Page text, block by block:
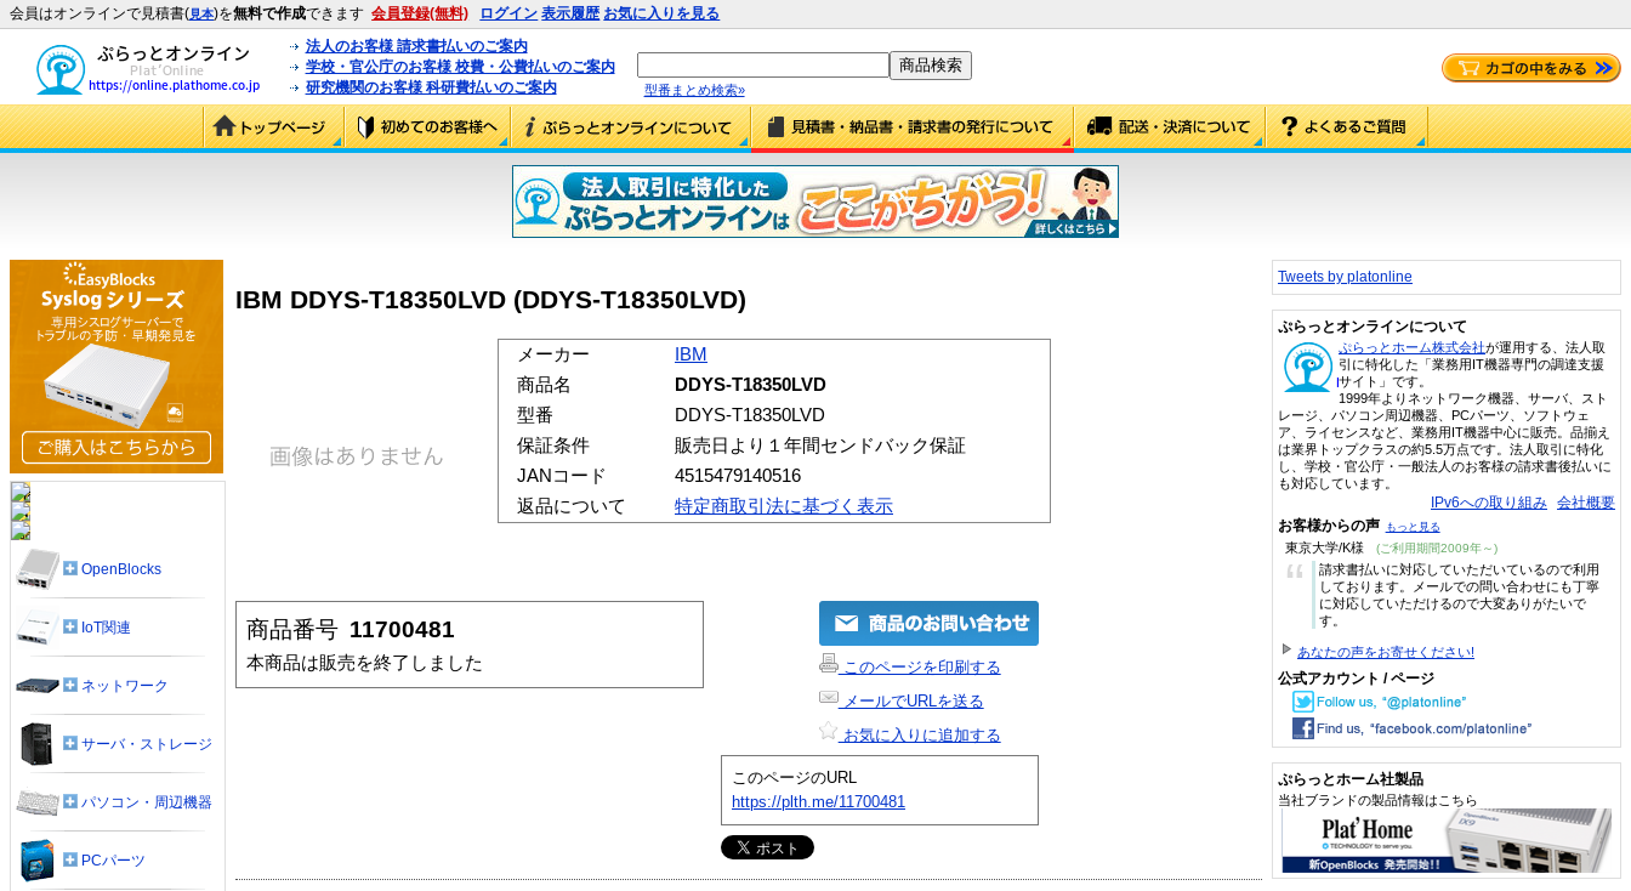
会員はオンラインで見積書(見本)を無料で作成できます 会員登録(無料) ログイン 表示履歴 お気に入りを見る
法人のお客様 請求書払いのご案内
学校・官公庁のお客様 校費・公費払いのご案内
研究機関のお客様 科研費払いのご案内
型番まとめ検索»
IBM DDYS-T18350LVD (DDYS-T18350LVD)
メーカー
IBM
商品名
DDYS-T18350LVD
型番
DDYS-T18350LVD
保証条件
販売日より１年間センドバック保証
JANコード
4515479140516
返品について
特定商取引法に基づく表示
商品番号 11700481
本商品は販売を終了しました
このページを印刷する
メールでURLを送る
お気に入りに追加する
このページのURL
https://plth.me/11700481
OpenBlocks
IoT関連
ネットワーク
サーバ・ストレージ
パソコン・周辺機器
PCパーツ
Tweets by platonline
ぷらっとオンラインについて
ぷらっとホーム株式会社が運用する、法人取
引に特化した「業務用IT機器専門の調達支援
サイト」です。
1999年よりネットワーク機器、サーバ、スト
レージ、パソコン周辺機器、PCパーツ、ソフトウェ
ア、ライセンスなど、業務用IT機器中心に販売。品揃え
は業界トップクラスの約5.5万点です。法人取引に特化
し、学校・官公庁・一般法人のお客様の請求書後払いに
も対応しています。
IPv6への取り組み 会社概要
お客様からの声 もっと見る
東京大学/K様 (ご利用期間2009年～)
“
請求書払いに対応していただいているので利用
しております。メールでの問い合わせにも丁寧
に対応していただけるので大変ありがたいで
す。
あなたの声をお寄せください!
公式アカウント / ページ
ぷらっとホーム社製品
当社ブランドの製品情報はこちら